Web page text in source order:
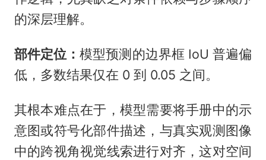
的深层理解。
部件定位：模型预测的边界框 IoU 普遍偏
低，多数结果仅在 0 到 0.05 之间。
其根本难点在于，模型需要将手册中的示
意图或符号化部件描述，与真实观测图像
中的跨视角视觉线索进行对齐，这对空间